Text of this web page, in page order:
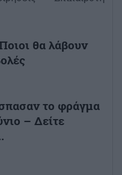
θα λάβουν
το φράγμα
– Δείτε